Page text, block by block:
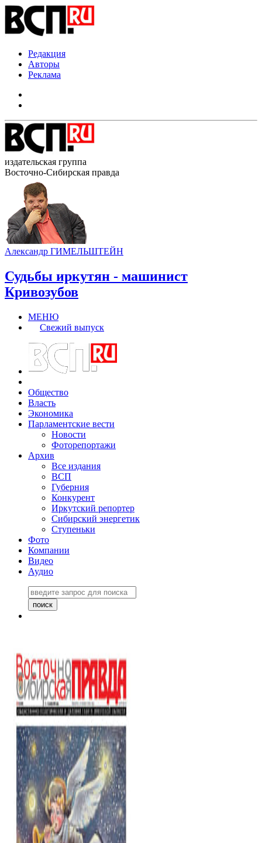
Редакция
Авторы
Реклама
издательская группа
Восточно-Сибирская правда
Александр ГИМЕЛЬШТЕЙН
Судьбы иркутян - машинист
Кривозубов
МЕНЮ
Свежий выпуск
Общество
Власть
Экономика
Парламентские вести
Новости
Фоторепортажи
Архив
Все издания
ВСП
Губерния
Конкурент
Иркутский репортер
Сибирский энергетик
Ступеньки
Фото
Компании
Видео
Аудио